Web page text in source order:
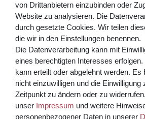
** Hierbei handelt
Bezahlen Sie bequem per
Kreditkarte über PayPal Funktion
von Drittanbietern einzubinden oder
Website zu analysieren. Die
durch gesetzte Cookies. Wir teilen
die wir in den Einstellungen benennen.
Die Datenverarbeitung kann mit
eines berechtigten Interesses
kann erteilt oder abgelehnt werden. Es
nicht einzuwilligen und die Einwilligung
Zeitpunkt zu ändern oder zu
unser Impressum und weitere
personenbezogener Daten in unserer